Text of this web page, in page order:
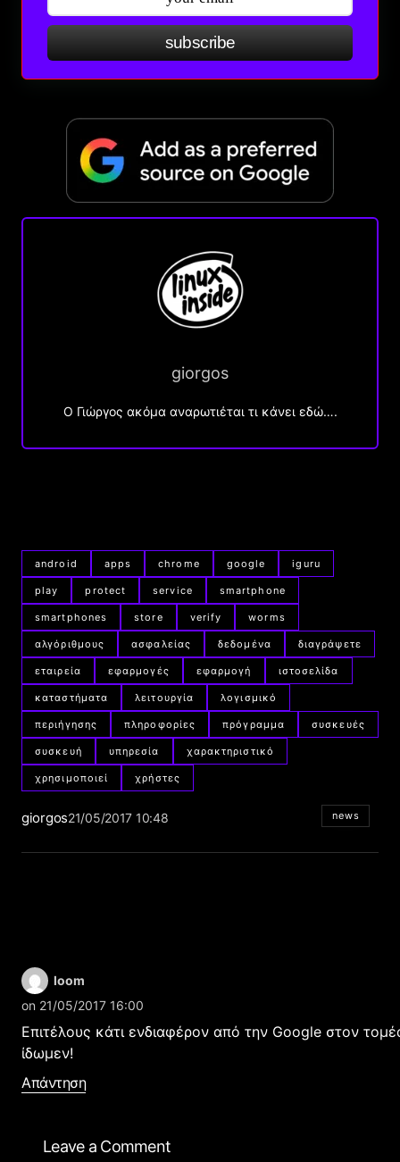
subscribe
giorgos
Ο Γιώργος ακόμα αναρωτιέται τι κάνει εδώ….
android apps chrome google iguru
play protect service smartphone
smartphones store verify worms
αλγόριθμους ασφαλείας δεδομένα διαγράψετε
εταιρεία εφαρμογές εφαρμογή ιστοσελίδα
καταστήματα λειτουργία λογισμικό
περιήγησης πληροφορίες πρόγραμμα συσκευές
συσκευή υπηρεσία χαρακτηριστικό
χρησιμοποιεί χρήστες
giorgos21/05/2017 10:48 news
loom
on 21/05/2017 16:00
Επιτέλους κάτι ενδιαφέρον από την Google στον
ίδωμεν!
Απάντηση
Leave a Comment